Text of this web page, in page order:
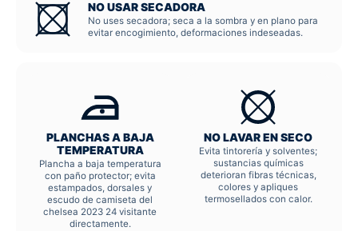
NO USAR SECADORA
No uses secadora; seca a la sombra y en plano para
evitar encogimiento, deformaciones indeseadas.
PLANCHAS A BAJA
TEMPERATURA
Plancha a baja temperatura
con paño protector; evita
estampados, dorsales y
escudo de camiseta del
chelsea 2023 24 visitante
directamente.
NO LAVAR EN SECO
Evita tintorería y solventes;
sustancias químicas
deterioran fibras técnicas,
colores y apliques
termosellados con calor.